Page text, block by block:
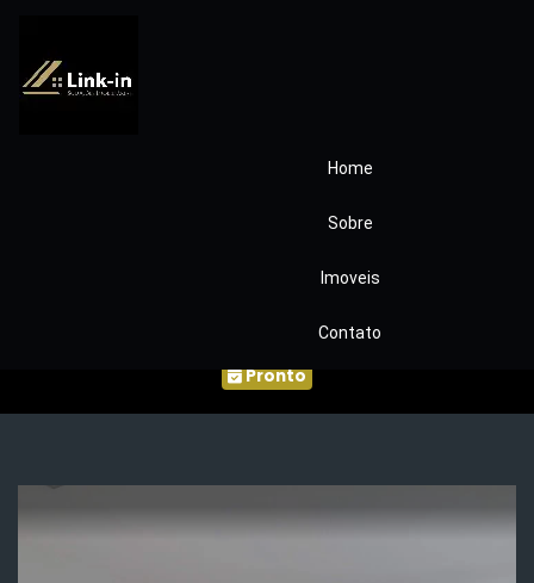
Home
Sobre
Imoveis
Contato
Apartamento
granja Rua Mendes
Pimentel
Pronto